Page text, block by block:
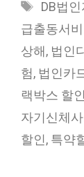
리
태
그
DB법
급출동서
상해, 법인
험, 법인카
랙박스 할인
자기신체
할인, 특약